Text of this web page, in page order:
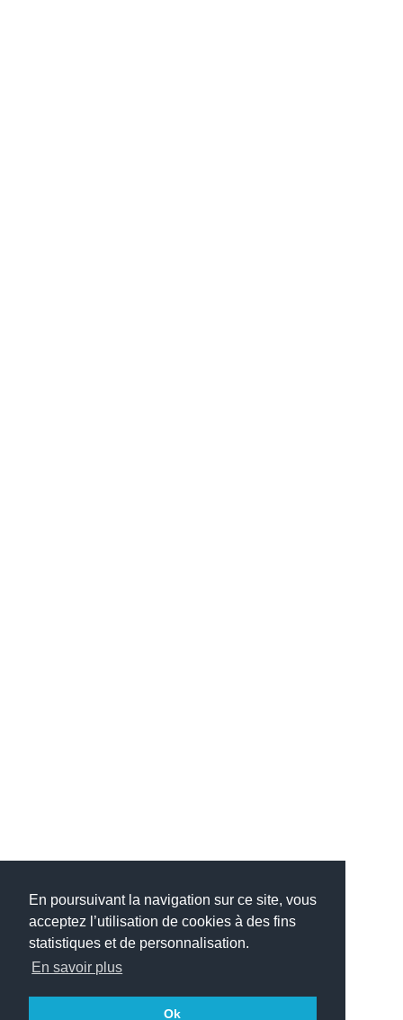
En poursuivant la navigation sur ce site, vous
acceptez l’utilisation de cookies à des fins
statistiques et de personnalisation.
En savoir plus
Ok